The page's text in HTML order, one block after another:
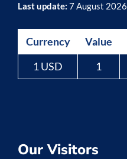
Last update: 7 August 2026
Currency Value
1 USD
1
Our Visitors